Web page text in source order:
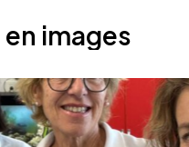
en images